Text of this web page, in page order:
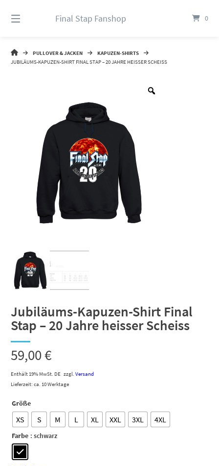
zum
Inhalt
Final Stap Fanshop 0
FINAL
STAP
PULLOVER & JACKEN
KAPUZEN-SHIRTS
JUBILÄUMS-KAPUZEN-SHIRT FINAL STAP – 20 JAHRE HEISSER SCHEISS
Jubiläums-Kapuzen-Shirt Final
Stap – 20 Jahre heisser Scheiss
59,00€
Enthält 19% MwSt. DE zzgl.Versand
Lieferzeit: ca. 10 Werktage
Größe
XS S M L XL XXL 3XL 4XL
Farbe : schwarz